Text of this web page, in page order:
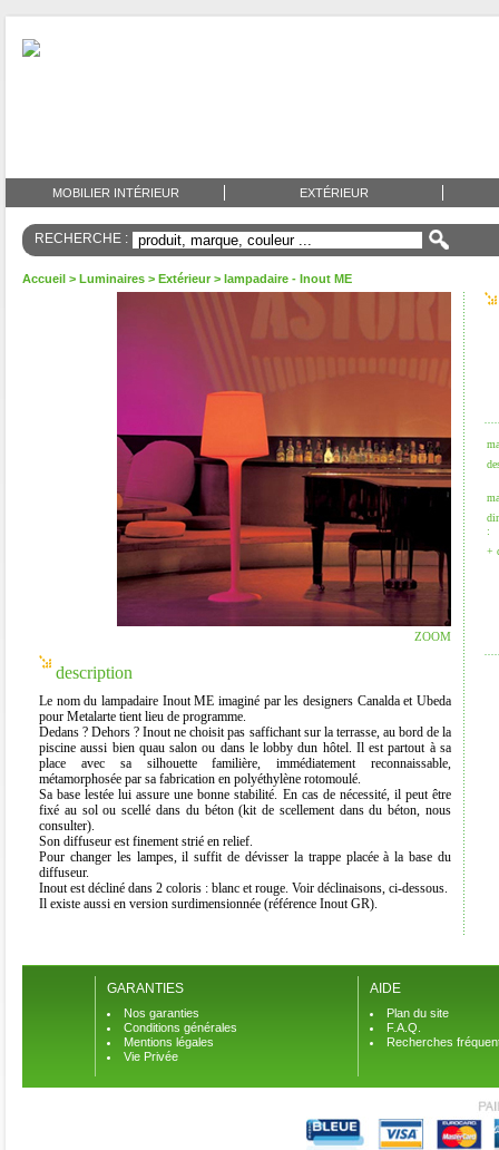
MOBILIER INTÉRIEUR EXTÉRIEUR
RECHERCHE :
Accueil > Luminaires > Extérieur > lampadaire - Inout ME
ZOOM
description
Le nom du lampadaire Inout ME imaginé par les designers Canalda et Ubeda
pour Metalarte tient lieu de programme.
Dedans ? Dehors ? Inout ne choisit pas saffichant sur la terrasse, au bord de la
piscine aussi bien quau salon ou dans le lobby dun hôtel. Il est partout à sa
place avec sa silhouette familière, immédiatement reconnaissable,
métamorphosée par sa fabrication en polyéthylène rotomoulé.
Sa base lestée lui assure une bonne stabilité. En cas de nécessité, il peut être
fixé au sol ou scellé dans du béton (kit de scellement dans du béton, nous
consulter).
Son diffuseur est finement strié en relief.
Pour changer les lampes, il suffit de dévisser la trappe placée à la base du
diffuseur.
Inout est décliné dans 2 coloris : blanc et rouge. Voir déclinaisons, ci-dessous.
Il existe aussi en version surdimensionnée (référence Inout GR).
:
+
GARANTIES
Nos garanties
Conditions générales
Mentions légales
Vie Privée
AIDE
Plan du site
F.A.Q.
Recherches